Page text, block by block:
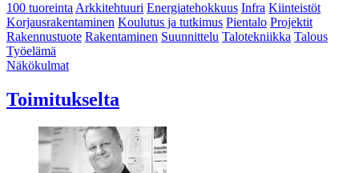
100 tuoreintaArkkitehtuuri Energiatehokkuus Infra Kiinteistöt
Korjausrakentaminen Koulutus ja tutkimus Pientalo Projektit
Rakennustuote Rakentaminen Suunnittelu Talotekniikka Talous
Työelämä
Näkökulmat
Toimitukselta